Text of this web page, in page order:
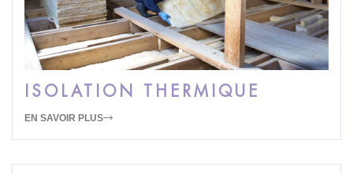
ISOLATION THERMIQUE
EN SAVOIR PLUS